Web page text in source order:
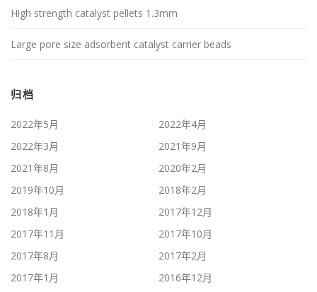
High strength catalyst pellets 1.3mm
Large pore size adsorbent catalyst carrier beads
归档
2022年5月
2022年4月
2022年3月
2021年9月
2021年8月
2020年2月
2019年10月
2018年2月
2018年1月
2017年12月
2017年11月
2017年10月
2017年8月
2017年2月
2017年1月
2016年12月